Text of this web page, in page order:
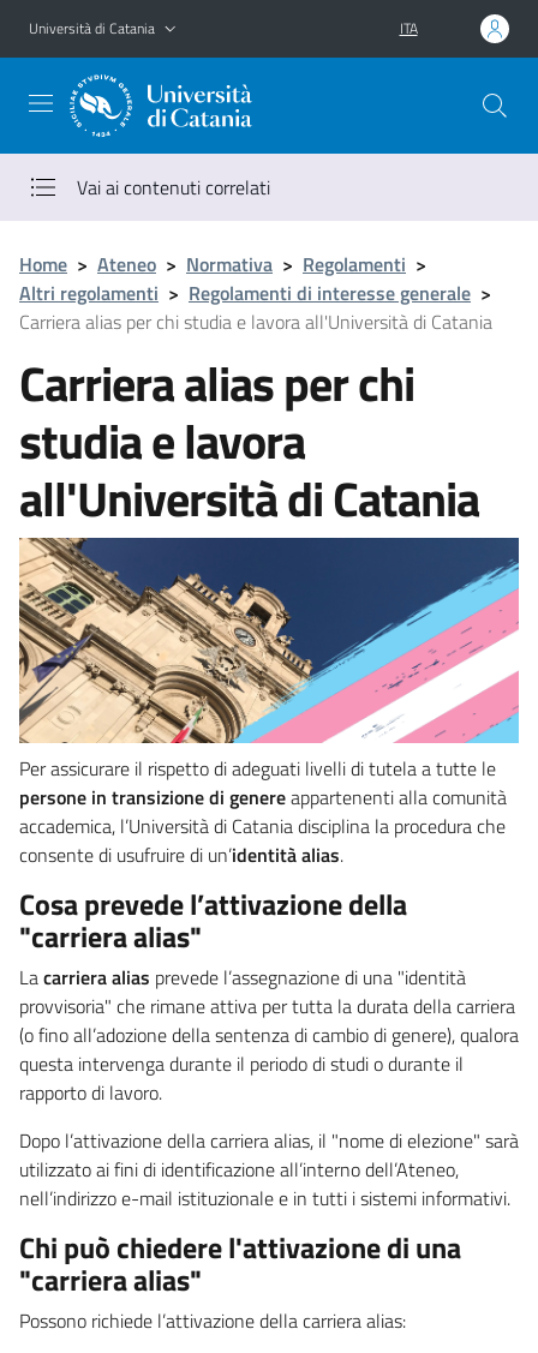
Vai al contenuto principale
Vai al menu di navigazione
Università di Catania ITA
Vai ai contenuti correlati
Home > Ateneo > Normativa > Regolamenti >
Altri regolamenti > Regolamenti di interesse generale >
Carriera alias per chi studia e lavora all'Università di Catania
Carriera alias per chi
studia e lavora
all'Università di Catania
Per assicurare il rispetto di adeguati livelli di tutela a tutte le
persone in transizione di genereappartenenti alla comunità
accademica, l’Università di Catania disciplina la procedura che
consente di usufruire di un’identità alias.
Cosa prevede l’attivazione della
"carriera alias"
Lacarriera alias prevede l’assegnazione di una "identità
provvisoria" che rimane attiva per tutta la durata della carriera
(o fino all’adozione della sentenza di cambio di genere), qualora
questa intervenga durante il periodo di studi o durante il
rapporto di lavoro.
Dopo l’attivazione della carriera alias, il "nome di elezione" sarà
utilizzato ai fini di identificazione all’interno dell’Ateneo,
nell’indirizzo e-mail istituzionale e in tutti i sistemi informativi.
Chi può chiedere l'attivazione di una
"carriera alias"
Possono richiede l’attivazione della carriera alias: